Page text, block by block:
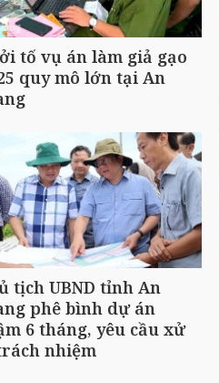
tố vụ án làm giả gạo
quy mô lớn tại An
tịch UBND tỉnh An
phê bình dự án
6 tháng, yêu cầu xử
nhiệm